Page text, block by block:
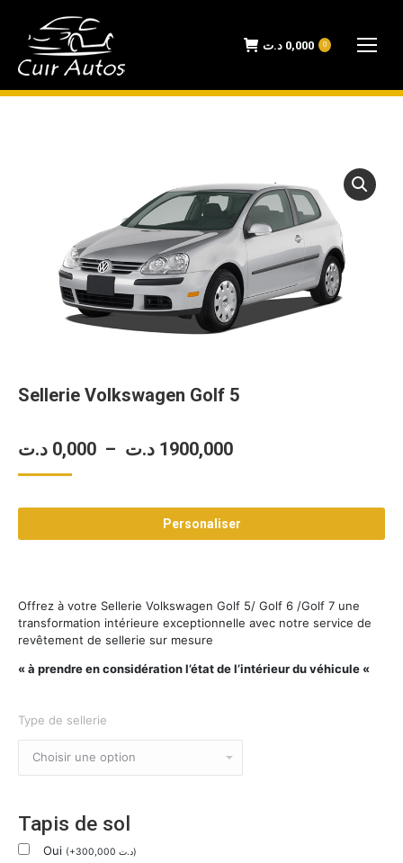
0,000 د.ت 0
Sellerie Volkswagen Golf 5
0,000 د.ت – 1900,000 د.ت
Plage
prix :
0,000 د.تPersonaliser
Offrez à votre Sellerie Volkswagen Golf 5/ Golf 6 /Golf 7 une
transformation intérieure exceptionnelle avec notre service de
revêtement de sellerie sur mesure
« à prendre en considération l’état de l’intérieur du véhicule «
Type de sellerie
Tapis de sol
Oui (+300,000 د.ت)